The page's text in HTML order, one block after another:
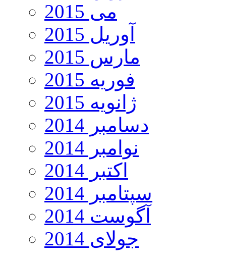
می 2015
آوریل 2015
مارس 2015
فوریه 2015
ژانویه 2015
دسامبر 2014
نوامبر 2014
اکتبر 2014
سپتامبر 2014
آگوست 2014
جولای 2014